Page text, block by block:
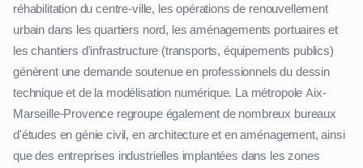
réhabilitation du centre-ville, les opérations de renouvellement
urbain dans les quartiers nord, les aménagements portuaires et
les chantiers d'infrastructure (transports, équipements publics)
génèrent une demande soutenue en professionnels du dessin
technique et de la modélisation numérique. La métropole Aix-
Marseille-Provence regroupe également de nombreux bureaux
d'études en génie civil, en architecture et en aménagement, ainsi
que des entreprises industrielles implantées dans les zones